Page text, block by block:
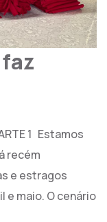
1 Estamos
recém
e estragos
e maio. O cenário